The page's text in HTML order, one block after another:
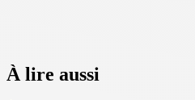
À lire aussi